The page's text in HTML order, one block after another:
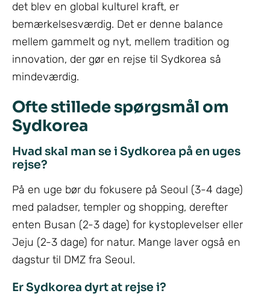
det blev en global kulturel kraft, er
bemærkelsesværdig. Det er denne balance
mellem gammelt og nyt, mellem tradition og
innovation, der gør en rejse til Sydkorea så
mindeværdig.
Ofte stillede spørgsmål om
Sydkorea
Hvad skal man se i Sydkorea på en uges
rejse?
På en uge bør du fokusere på Seoul (3-4 dage)
med paladser, templer og shopping, derefter
enten Busan (2-3 dage) for kystoplevelser eller
Jeju (2-3 dage) for natur. Mange laver også en
dagstur til DMZ fra Seoul.
Er Sydkorea dyrt at rejse i?